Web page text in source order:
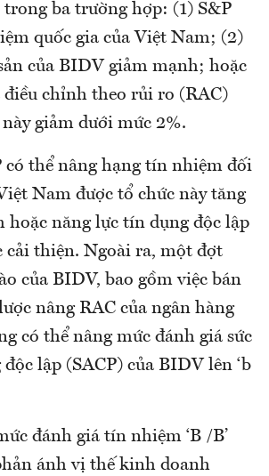
trong ba trường hợp: (1) S&P
quốc gia của Việt Nam; (2)
của BIDV giảm mạnh; hoặc
điều chỉnh theo rủi ro (RAC)
giảm dưới mức 2%.
có thể nâng hạng tín nhiệm đối
Nam được tổ chức này tăng
hoặc năng lực tín dụng độc lập
cải thiện. Ngoài ra, một đợt
của BIDV, bao gồm việc bán
nâng RAC của ngân hàng
có thể nâng mức đánh giá sức
lập (SACP) của BIDV lên ‘b
đánh giá tín nhiệm ‘B /B’
ánh vị thế kinh doanh